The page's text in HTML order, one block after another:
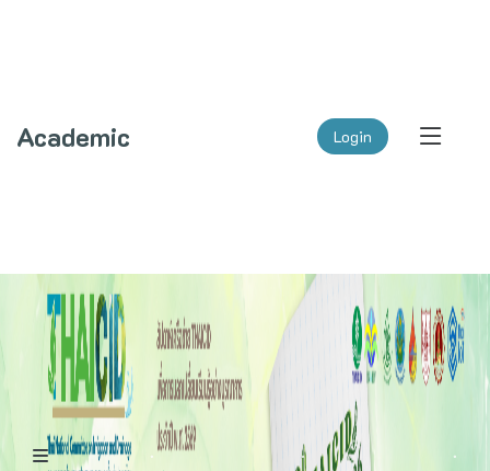
Academic Login